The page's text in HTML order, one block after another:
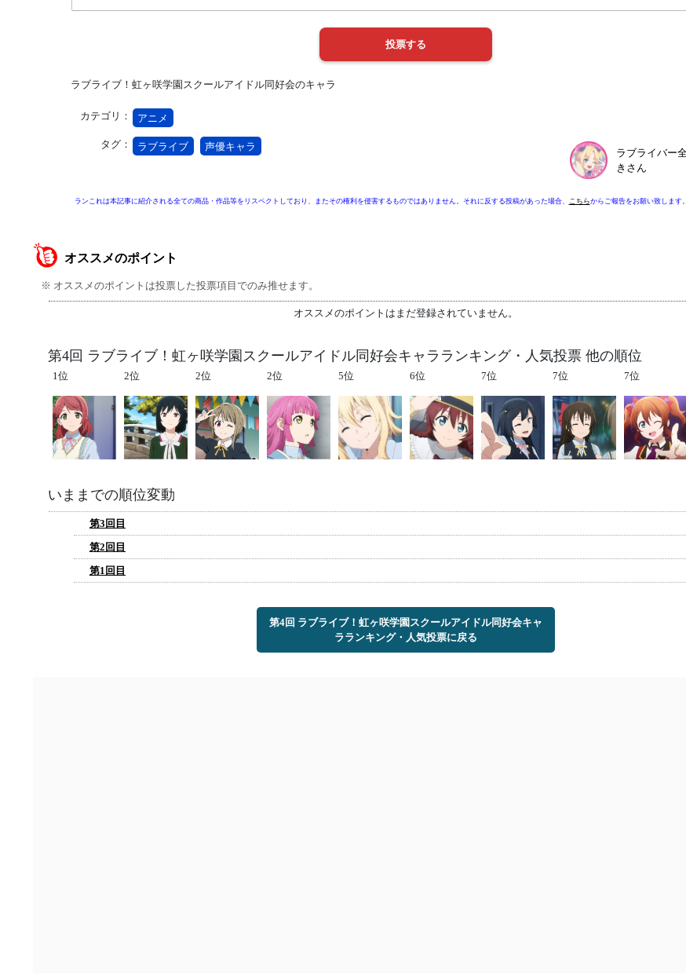
ラブライブ！虹ヶ咲学園スクールアイドル同好会のキャラ
カテゴリ： アニメ
タグ： ラブライブ 声優キャラ
ラブライバー
きさん
ランこれは本記事に紹介される全ての商品・作品等をリスペクトしており、またその権利を侵害するものではありません。それに反する投稿があった場合、 こちらからご報告をお願い致します。
オススメのポイント
※ オススメのポイントは投票した投票項目でのみ推せます。
オススメのポイントはまだ登録されていません。
第4回 ラブライブ！虹ヶ咲学園スクールアイドル同好会キャラランキング・人気投票 他の順位
1位 2位 2位 2位 5位 6位 7位 7位 7位
いままでの順位変動
第3回目
第2回目
第1回目
第4回 ラブライブ！虹ヶ咲学園スクールアイドル同好会キャ
ラランキング・人気投票に戻る